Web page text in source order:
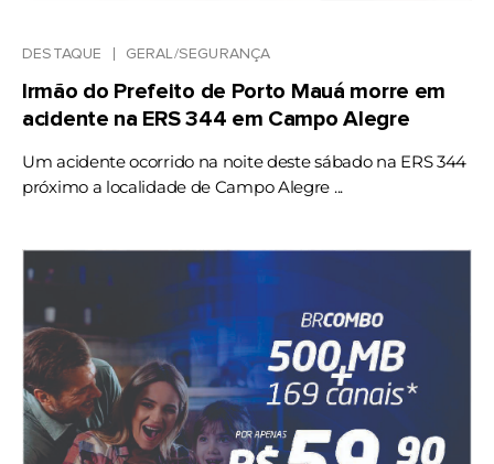
DESTAQUE GERAL/SEGURANÇA
Irmão do Prefeito de Porto Mauá morre em
acidente na ERS 344 em Campo Alegre
Um acidente ocorrido na noite deste sábado na ERS 344
próximo a localidade de Campo Alegre ...